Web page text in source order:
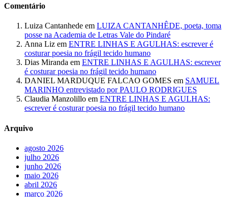
Comentário
Luiza Cantanhede em LUIZA CANTANHÊDE, poeta, toma
posse na Academia de Letras Vale do Pindaré
Anna Liz em ENTRE LINHAS E AGULHAS: escrever é
costurar poesia no frágil tecido humano
Dias Miranda em ENTRE LINHAS E AGULHAS: escrever
é costurar poesia no frágil tecido humano
DANIEL MARDUQUE FALCAO GOMES em SAMUEL
MARINHO entrevistado por PAULO RODRIGUES
Claudia Manzolillo em ENTRE LINHAS E AGULHAS:
escrever é costurar poesia no frágil tecido humano
Arquivo
agosto 2026
julho 2026
junho 2026
maio 2026
abril 2026
março 2026